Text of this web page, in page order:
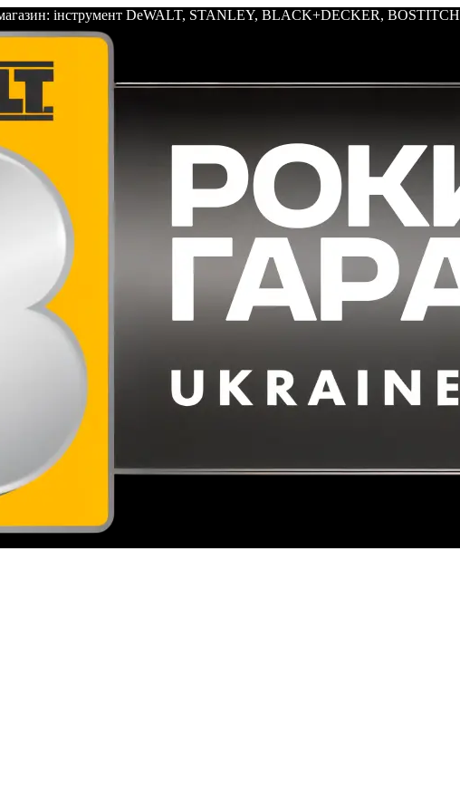
магазин: інструмент DeWALT, STANLEY, BLACK+DECKER, BOSTITCH